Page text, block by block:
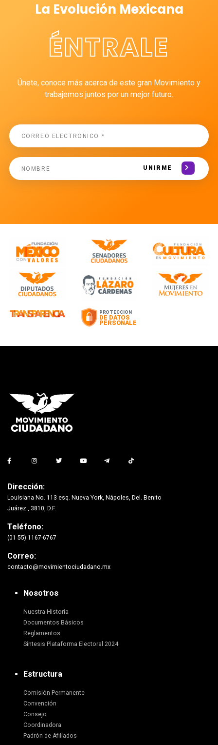
La Evolución Mexicana
ÉNTRALE
Únete, conoce más acerca de este gran Movimiento y
trabajemos juntos por un mejor futuro.
UNIRME
Dirección:
Louisiana No. 113 esq. Nueva York, Nápoles, Del. Benito
Juárez., 3810, D.F.
Teléfono:
(01 55) 1167-6767
Correo:
contacto@movimientociudadano.mx
Nosotros
Nuestra Historia
Documentos Básicos
Reglamentos
Síntesis Plataforma Electoral 2024
Estructura
Comisión Permanente
Convención
Consejo
Coordinadora
Padrón de Afiliados